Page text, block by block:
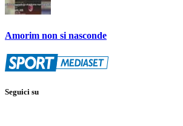
Amorim non si nasconde
Seguici su